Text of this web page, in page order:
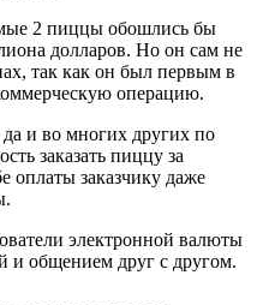
2 пиццы обошлись бы
долларов. Но он сам не
так как он был первым в
операцию.
и во многих других по
заказать пиццу за
оплаты заказчику даже
электронной валюты
и общением друг с другом.